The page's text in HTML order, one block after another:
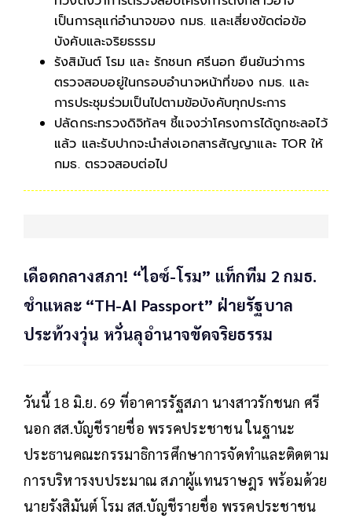
เป็นการลุแก่อำนาจของ กมธ. และเสี่ยงขัดต่อข้อ
บังคับและจริยธรรม
รังสิมันต์ โรม และ รักชนก ศรีนอก ยืนยันว่าการ
ตรวจสอบอยู่ในกรอบอำนาจหน้าที่ของ กมธ. และ
การประชุมร่วมเป็นไปตามข้อบังคับทุกประการ
ปลัดกระทรวงดิจิทัลฯ ชี้แจงว่าโครงการได้ถูกชะลอไว้
แล้ว และรับปากจะนำส่งเอกสารสัญญาและ TOR ให้
กมธ. ตรวจสอบต่อไป
เดือดกลางสภา! “ไอซ์-โรม” แท็กทีม 2 กมธ.
ชำแหละ “TH-AI Passport” ฝ่ายรัฐบาล
ประท้วงวุ่น หวั่นลุอำนาจขัดจริยธรรม
วันนี้ 18 มิ.ย. 69 ที่อาคารรัฐสภา นางสาวรักชนก ศรี
นอก สส.บัญชีรายชื่อ พรรคประชาชน ในฐานะ
ประธานคณะกรรมาธิการศึกษาการจัดทำและติดตาม
การบริหารงบประมาณ สภาผู้แทนราษฎร พร้อมด้วย
นายรังสิมันต์ โรม สส.บัญชีรายชื่อ พรรคประชาชน